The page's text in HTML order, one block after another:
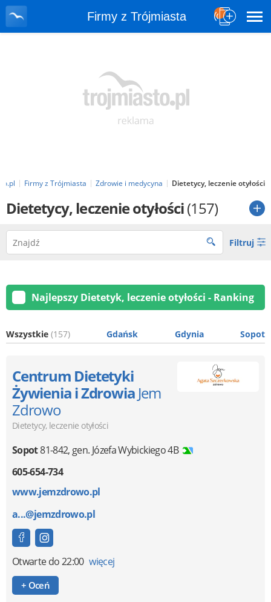
Firmy z Trójmiasta
Firmy z Trójmiasta Zdrowie i medycyna Dietetycy, leczenie otyłości
Dietetycy, leczenie otyłości(157)
Filtruj
Najlepszy Dietetyk, leczenie otyłości - Ranking
Wszystkie (157) Gdańsk Gdynia Sopot
Centrum Dietetyki
Żywienia i Zdrowia Jem
Zdrowo
Dietetycy, leczenie otyłości
Sopot81-842, gen. Józefa Wybickiego 4B
605-654-734
www.jemzdrowo.pl
a...@jemzdrowo.pl
Otwartedo 22:00 więcej
+ Oceń